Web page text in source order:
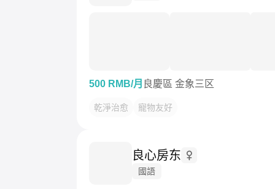
500 RMB/月 良慶區 金象三区
乾淨治愈 寵物友好
良心房东
國語